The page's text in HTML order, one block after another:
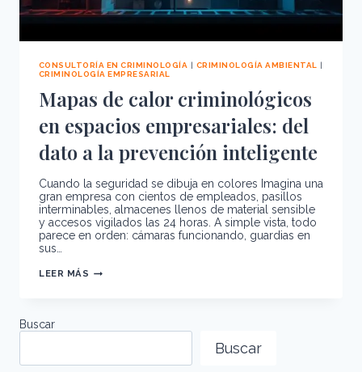
CONSULTORÍA EN CRIMINOLOGÍA | CRIMINOLOGÍA AMBIENTAL |
CRIMINOLOGÍA EMPRESARIAL
Mapas de calor criminológicos
en espacios empresariales: del
dato a la prevención inteligente
Cuando la seguridad se dibuja en colores Imagina una
gran empresa con cientos de empleados, pasillos
interminables, almacenes llenos de material sensible
y accesos vigilados las 24 horas. A simple vista, todo
parece en orden: cámaras funcionando, guardias en
sus…
LEER MÁS MAPAS
EMPRESARIALES:
A
Buscar
Buscar